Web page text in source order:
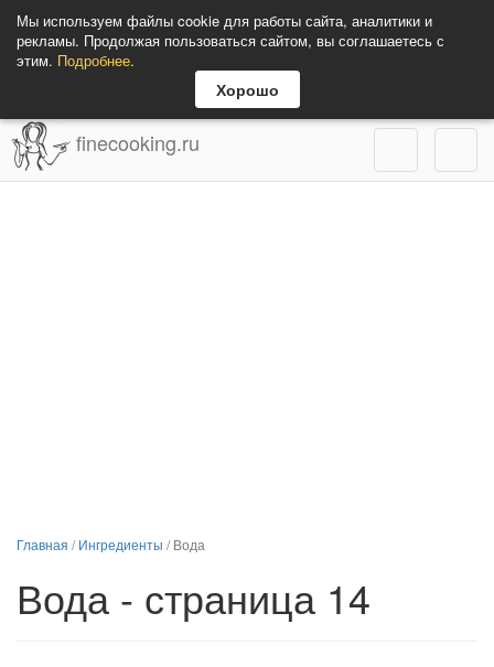
Мы используем файлы cookie для работы сайта, аналитики и
рекламы. Продолжая пользоваться сайтом, вы соглашаетесь с
этим. Подробнее.
Хорошо
finecooking.ru
Главная /Ингредиенты /Вода
Вода - страница 14